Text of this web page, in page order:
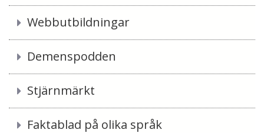
Webbutbildningar
Demenspodden
Stjärnmärkt
Faktablad på olika språk